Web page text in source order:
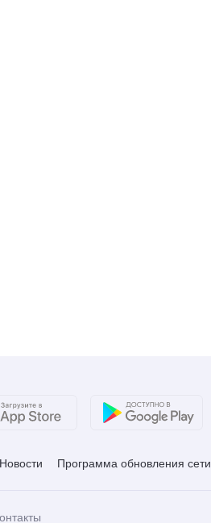
Новости Программа обновления сети